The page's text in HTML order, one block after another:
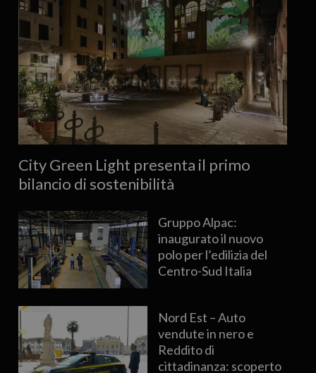
City Green Light presenta il primo
bilancio di sostenibilità
Gruppo Alpac:
inaugurato il nuovo
polo per l’edilizia del
Centro-Sud Italia
Nord Est – Auto
vendute in nero e
Reddito di
cittadinanza: scoperto